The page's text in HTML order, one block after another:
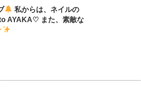
私からは、ネイルの
AYAKA♡ また、素敵な